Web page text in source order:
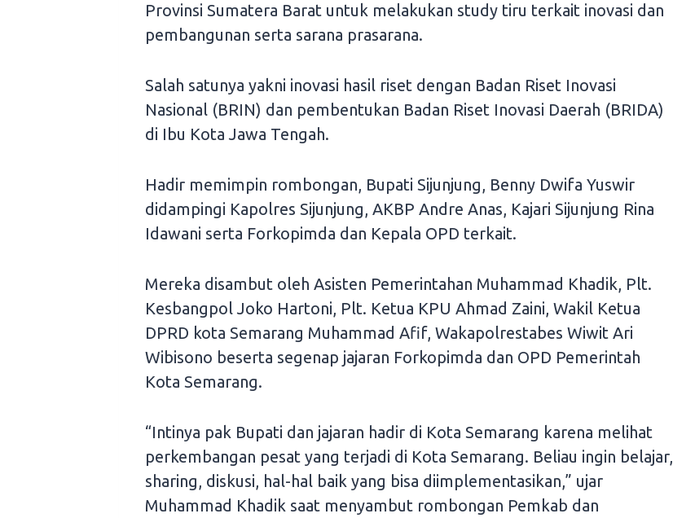
Provinsi Sumatera Barat untuk melakukan study tiru terkait inovasi dan
pembangunan serta sarana prasarana.
Salah satunya yakni inovasi hasil riset dengan Badan Riset Inovasi
Nasional (BRIN) dan pembentukan Badan Riset Inovasi Daerah (BRIDA)
di Ibu Kota Jawa Tengah.
Hadir memimpin rombongan, Bupati Sijunjung, Benny Dwifa Yuswir
didampingi Kapolres Sijunjung, AKBP Andre Anas, Kajari Sijunjung Rina
Idawani serta Forkopimda dan Kepala OPD terkait.
Mereka disambut oleh Asisten Pemerintahan Muhammad Khadik, Plt.
Kesbangpol Joko Hartoni, Plt. Ketua KPU Ahmad Zaini, Wakil Ketua
DPRD kota Semarang Muhammad Afif, Wakapolrestabes Wiwit Ari
Wibisono beserta segenap jajaran Forkopimda dan OPD Pemerintah
Kota Semarang.
“Intinya pak Bupati dan jajaran hadir di Kota Semarang karena melihat
perkembangan pesat yang terjadi di Kota Semarang. Beliau ingin belajar,
sharing, diskusi, hal-hal baik yang bisa diimplementasikan,” ujar
Muhammad Khadik saat menyambut rombongan Pemkab dan